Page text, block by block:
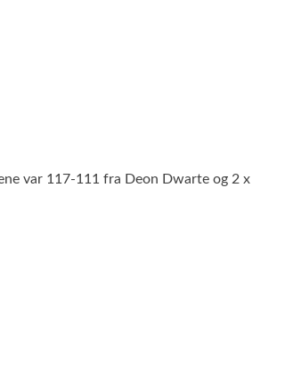
var 117-111 fra Deon Dwarte og 2 x